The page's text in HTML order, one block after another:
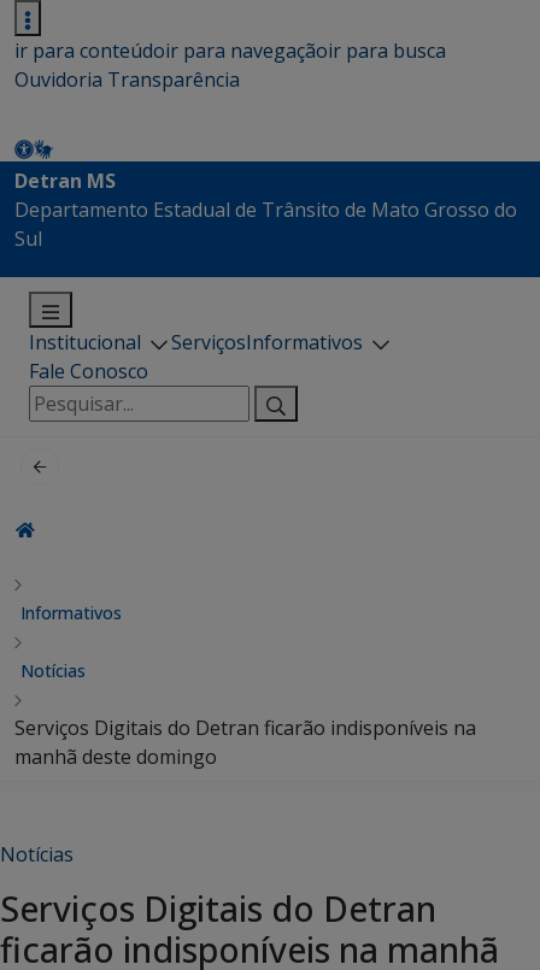
ir para conteúdoir para navegaçãoir para busca
Ouvidoria Transparência
Detran MS
Departamento Estadual de Trânsito de Mato Grosso do
Sul
Institucional ServiçosInformativos
Fale Conosco
Pesquisar
por:
Informativos
Notícias
Serviços Digitais do Detran ficarão indisponíveis na
manhã deste domingo
Notícias
Serviços Digitais do Detran
ficarão indisponíveis na manhã